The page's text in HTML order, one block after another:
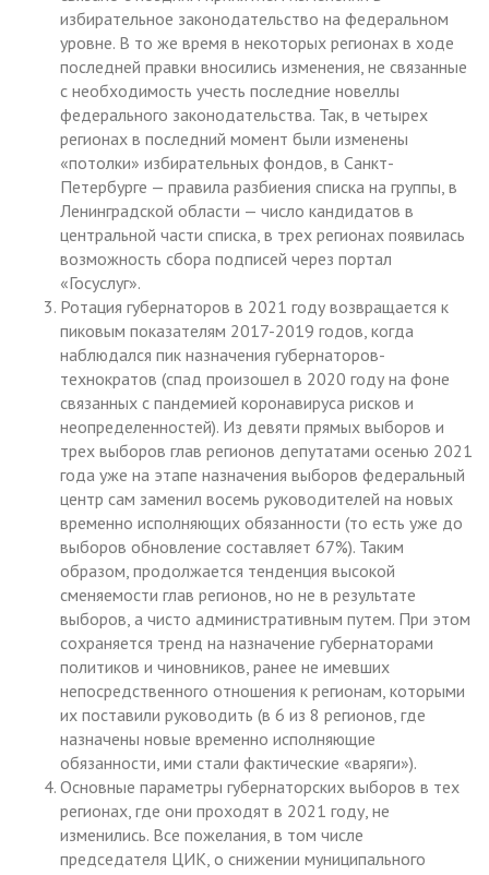
избирательное законодательство на федеральном
уровне. В то же время в некоторых регионах в ходе
последней правки вносились изменения, не связанные
с необходимость учесть последние новеллы
федерального законодательства. Так, в четырех
регионах в последний момент были изменены
«потолки» избирательных фондов, в Санкт-
Петербурге — правила разбиения списка на группы, в
Ленинградской области — число кандидатов в
центральной части списка, в трех регионах появилась
возможность сбора подписей через портал
«Госуслуг».
Ротация губернаторов в 2021 году возвращается к
пиковым показателям 2017-2019 годов, когда
наблюдался пик назначения губернаторов-
технократов (спад произошел в 2020 году на фоне
связанных с пандемией коронавируса рисков и
неопределенностей). Из девяти прямых выборов и
трех выборов глав регионов депутатами осенью 2021
года уже на этапе назначения выборов федеральный
центр сам заменил восемь руководителей на новых
временно исполняющих обязанности (то есть уже до
выборов обновление составляет 67%). Таким
образом, продолжается тенденция высокой
сменяемости глав регионов, но не в результате
выборов, а чисто административным путем. При этом
сохраняется тренд на назначение губернаторами
политиков и чиновников, ранее не имевших
непосредственного отношения к регионам, которыми
их поставили руководить (в 6 из 8 регионов, где
назначены новые временно исполняющие
обязанности, ими стали фактические «варяги»).
Основные параметры губернаторских выборов в тех
регионах, где они проходят в 2021 году, не
изменились. Все пожелания, в том числе
председателя ЦИК, о снижении муниципального